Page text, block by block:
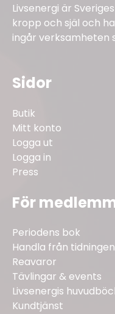
Livsenergi är
kropp och själ och
ingår verksamheten
Sidor
Butik
Mitt konto
Logga ut
Logga in
Press
För
Periodens bok
Handla från tidningen
Reavaror
Tävlingar & events
Livsenergis
Kundtjänst